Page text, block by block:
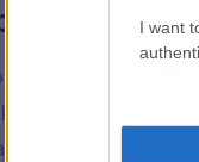
I want
la
por sus
estimulando la
apoya la